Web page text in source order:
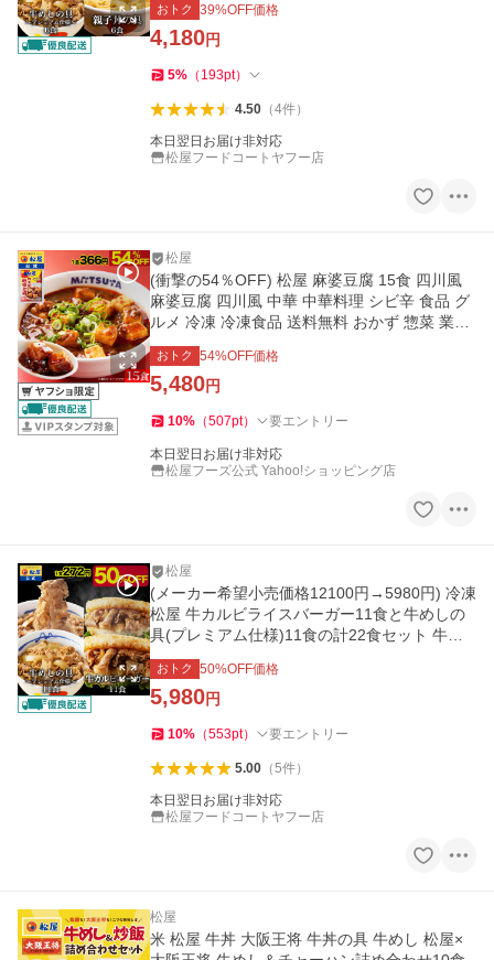
おトク 39%OFF価格
4,180円
5% （ 193pt）
4.50（4件）
本日翌日お届け非対応
松屋フードコートヤフー店
松屋
(衝撃の54％OFF) 松屋 麻婆豆腐 15食 四川風
麻婆豆腐 四川風 中華 中華料理 シビ辛 食品 グ
ルメ 冷凍 冷凍食品 送料無料 おかず 惣菜 業務
用 弁当 非常食
おトク 54%OFF価格
5,480円
10% （507pt） 要エントリー
本日翌日お届け非対応
松屋フーズ公式 Yahoo!ショッピング店
松屋
(メーカー希望小売価格12100円→5980円) 冷凍
松屋 牛カルビライスバーガー11食と牛めしの
具(プレミアム仕様)11食の計22食セット 牛丼
ライス 非常食 米 お米
おトク 50%OFF価格
5,980円
10% （553pt） 要エントリー
5.00（5件）
本日翌日お届け非対応
松屋フードコートヤフー店
松屋
米 松屋 牛丼 大阪王将 牛丼の具 牛めし 松屋×